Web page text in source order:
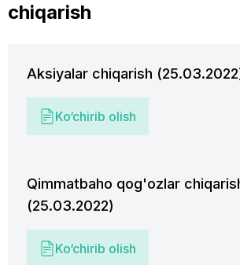
chiqarish
Aksiyalar chiqarish
Ko‘chirib olish
Qimmatbaho qog'ozlar
(25.03.2022)
Ko‘chirib olish